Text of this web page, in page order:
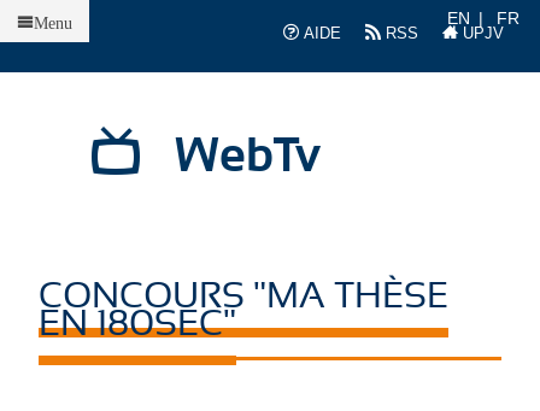
AIDE
RSS UPJV
EN FR
WebTv
Menu
CONCOURS "MA THÈSE
EN 180SEC"